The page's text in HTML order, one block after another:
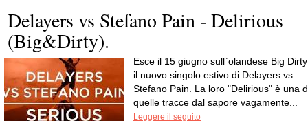
Delayers vs Stefano Pain - Delirious
(Big&Dirty).
Esce il 15 giugno sull`olandese Big Dirty
il nuovo singolo estivo di Delayers vs
Stefano Pain. La loro "Delirious" è una
quelle tracce dal sapore vagamente...
Leggere il seguito